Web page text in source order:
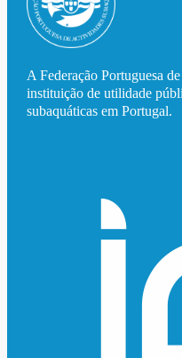
A Federação Portuguesa
instituição de utilidade
subaquáticas em Portugal.